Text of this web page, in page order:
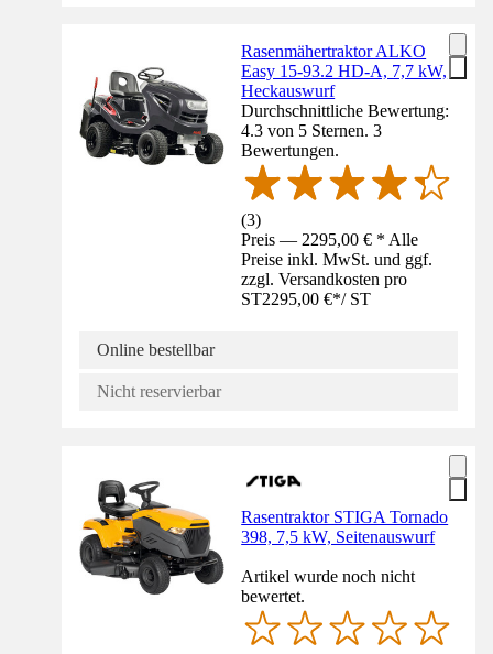
Rasenmähertraktor ALKO
Easy 15-93.2 HD-A, 7,7 kW,
Heckauswurf
Durchschnittliche Bewertung:
4.3 von 5 Sternen. 3
Bewertungen.
(3)
Preis — 2295,00 € * Alle
Preise inkl. MwSt. und ggf.
zzgl. Versandkosten pro
ST2295,00 €*/ ST
Online bestellbar
Nicht reservierbar
Rasentraktor STIGA Tornado
398, 7,5 kW, Seitenauswurf
Artikel wurde noch nicht
bewertet.